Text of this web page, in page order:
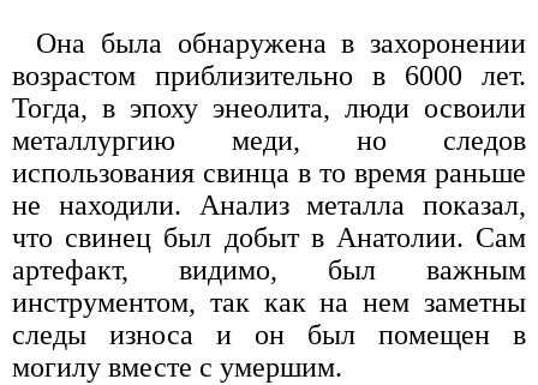
Она была обнаружена в захоронении
возрастом приблизительно в 6000 лет.
Тогда, в эпоху энеолита, люди освоили
металлургию меди, но следов
использования свинца в то время раньше
не находили. Анализ металла показал,
что свинец был добыт в Анатолии. Сам
артефакт, видимо, был важным
инструментом, так как на нем заметны
следы износа и он был помещен в
могилу вместе с умершим.